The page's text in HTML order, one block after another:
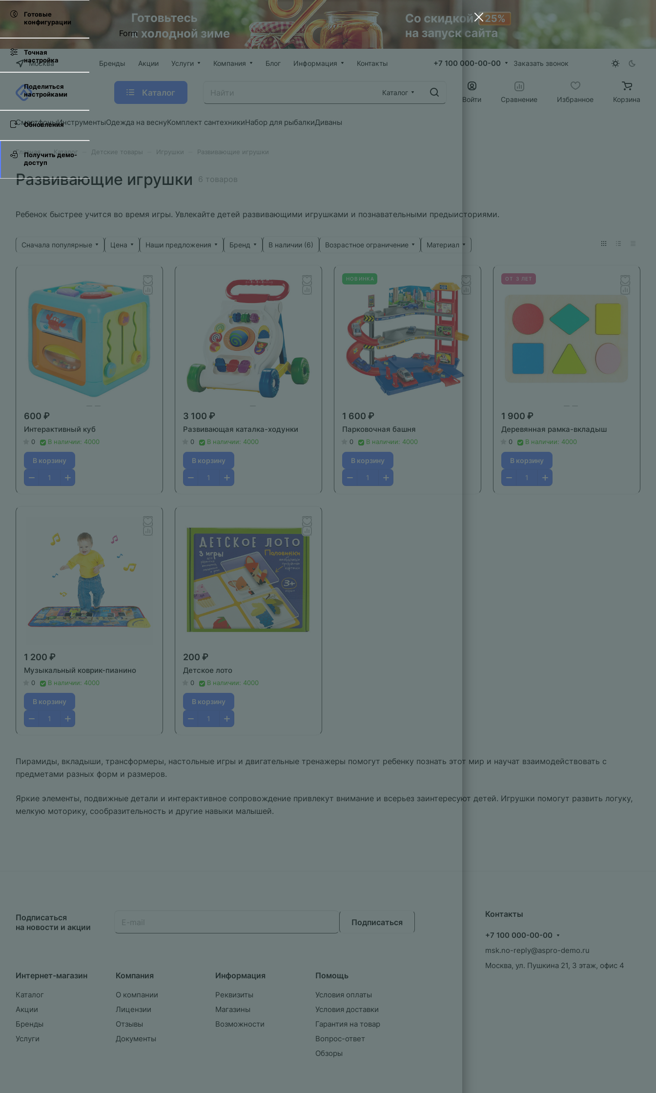
Москва Бренды Акции Услуги Компания Блог Информация Контакты +7 100 000-00-00 Заказать звонок
Каталог
Каталог
Войти
Сравнение Избранное Корзина
СмартфоныИнструментыОдежда на веснуКомплект сантехникиНабор для рыбалкиДиваны
Главная – Каталог Детские товары Игрушки Развивающие игрушки
Развивающие игрушки 6 товаров
Ребенок быстрее учится во время игры. Увлекайте детей развивающими игрушками и познавательными предыисториями.
Сначала популярные Цена Наши предложения Бренд В наличии (6) Возрастное ограничение Материал
600 ₽
Интерактивный куб
0 В наличии: 4000
В корзину
3 100 ₽
Развивающая каталка-ходунки
0 В наличии: 4000
В корзину
НОВИНКА
1 600 ₽
Парковочная башня
0 В наличии: 4000
В корзину
ОТ 3 ЛЕТ
1 900 ₽
Деревянная рамка-вкладыш
0 В наличии: 4000
В корзину
1 200 ₽
Музыкальный коврик-пианино
0 В наличии: 4000
В корзину
200 ₽
Детское лото
0 В наличии: 4000
В корзину
Пирамиды, вкладыши, трансформеры, настольные игры и двигательные тренажеры помогут ребенку познать этот мир и научат взаимодействовать с
предметами разных форм и размеров.
Яркие элементы, подвижные детали и интерактивное сопровождение привлекут внимание и всерьез заинтересуют детей. Игрушки помогут развить логуку,
мелкую моторику, сообразительность и другие навыки малышей.
Подписаться
на новости и акции
Подписаться
Интернет-магазин
Каталог
Акции
Бренды
Услуги
Компания
О компании
Лицензии
Отзывы
Документы
Информация
Реквизиты
Магазины
Возможности
Помощь
Условия оплаты
Условия доставки
Гарантия на товар
Вопрос-ответ
Обзоры
Контакты
+7 100 000-00-00
msk.no-reply@aspro-demo.ru
Москва, ул. Пушкина 21, 3 этаж, офис 4
Готовые
конфигурации
Точная
настройка
Поделиться
настройками
Обновления
Получить демо-
доступ
Form